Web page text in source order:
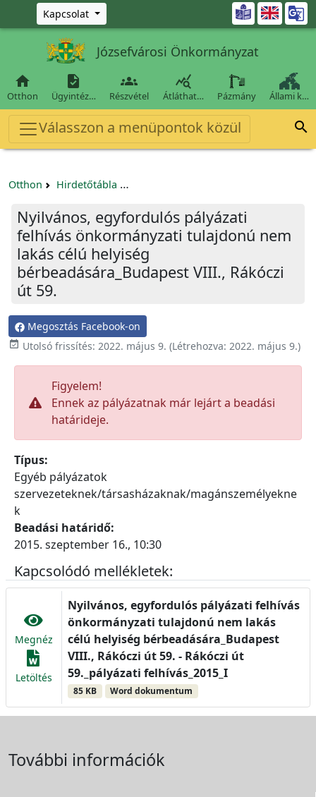
Ugrás a fő tartalomra
Kapcsolat 
Józsefvárosi Önkormányzat

Otthon

Ügyintéz…

Részvétel

Átláthat… Pázmány Állami k…
Válasszon a menüpontok közül 
Otthon Hirdetőtábla
Nyilvános, egyfordulós pályázati
felhívás önkormányzati tulajdonú nem
lakás célú helyiség
bérbeadására_Budapest VIII., Rákóczi
út 59.
Megosztás Facebook-on
 Utolsó frissítés: 2022. május 9. (Létrehozva: 2022. május 9.)
Figyelem!
Ennek az pályázatnak már lejárt a beadási
határideje.
Típus:
Egyéb pályázatok
szervezeteknek/társasházaknak/magánszemélyekne
k
Beadási határidő:
2015. szeptember 16., 10:30
Kapcsolódó mellékletek:
Megnéz
Letöltés
Nyilvános, egyfordulós pályázati felhívás
önkormányzati tulajdonú nem lakás
célú helyiség bérbeadására_Budapest
VIII., Rákóczi út 59. - Rákóczi út
59._pályázati felhívás_2015_I
85 KB Word dokumentum
További információk